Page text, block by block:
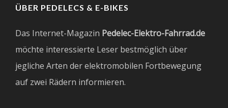
ÜBER PEDELECS & E-BIKES
Das Internet-Magazin Pedelec-Elektro-Fahrrad.de
möchte interessierte Leser bestmöglich über
jegliche Arten der elektromobilen Fortbewegung
auf zwei Rädern informieren.